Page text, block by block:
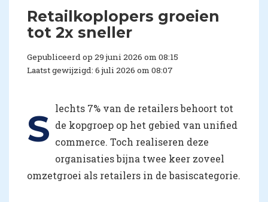
Retailkoplopers groeien
tot 2x sneller
Gepubliceerd op 29 juni 2026 om 08:15
Laatst gewijzigd: 6 juli 2026 om 08:07
S lechts 7% van de retailers behoort tot
de kopgroep op het gebied van unified
commerce. Toch realiseren deze
organisaties bijna twee keer zoveel
omzetgroei als retailers in de basiscategorie.